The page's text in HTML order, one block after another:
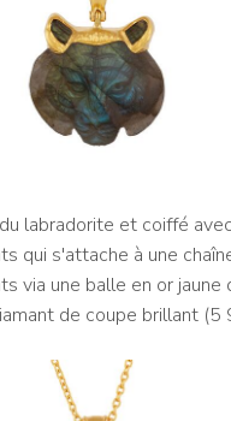
labradorite et coiffé
qui s'attache à une
via une balle en or jaune
de coupe brillant (5